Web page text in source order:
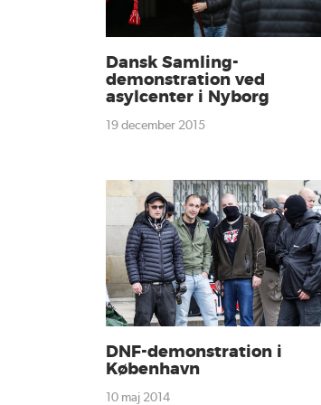
Dansk Samling-
demonstration ved
asylcenter i Nyborg
19 december 2015
DNF-demonstration i
København
10 maj 2014